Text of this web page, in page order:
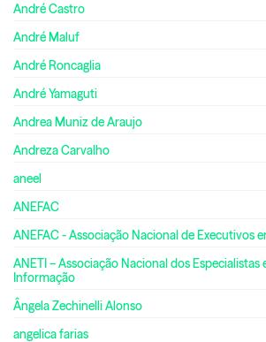
André Castro
André Maluf
André Roncaglia
André Yamaguti
Andrea Muniz de Araujo
Andreza Carvalho
aneel
ANEFAC
ANEFAC - Associação Nacional de Executivos
ANETI – Associação Nacional dos Especialistas
Informação
Ângela Zechinelli Alonso
angelica farias